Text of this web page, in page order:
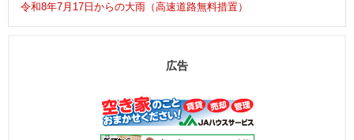
令和8年7月17日からの大雨（高速道路無料措置）
広告